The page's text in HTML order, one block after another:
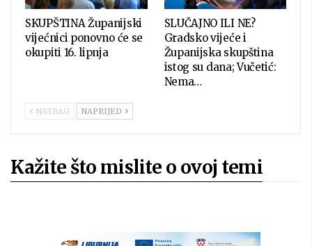
SKUPŠTINA Županijski
vijećnici ponovno će se
okupiti 16. lipnja
SLUČAJNO ILI NE?
Gradsko vijeće i
Županijska skupština
istog su dana; Vučetić:
Nema…
NATRAG NAPRIJED
Kažite što mislite o ovoj temi